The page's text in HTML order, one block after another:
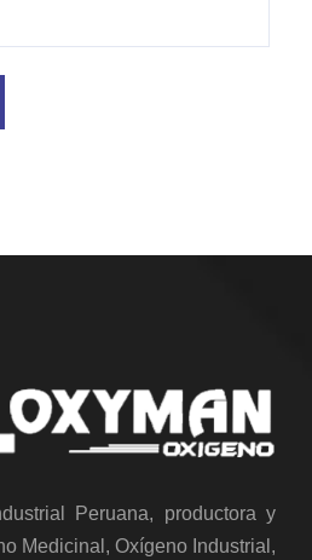
Peruana, productora y
Medicinal, Oxígeno Industrial,